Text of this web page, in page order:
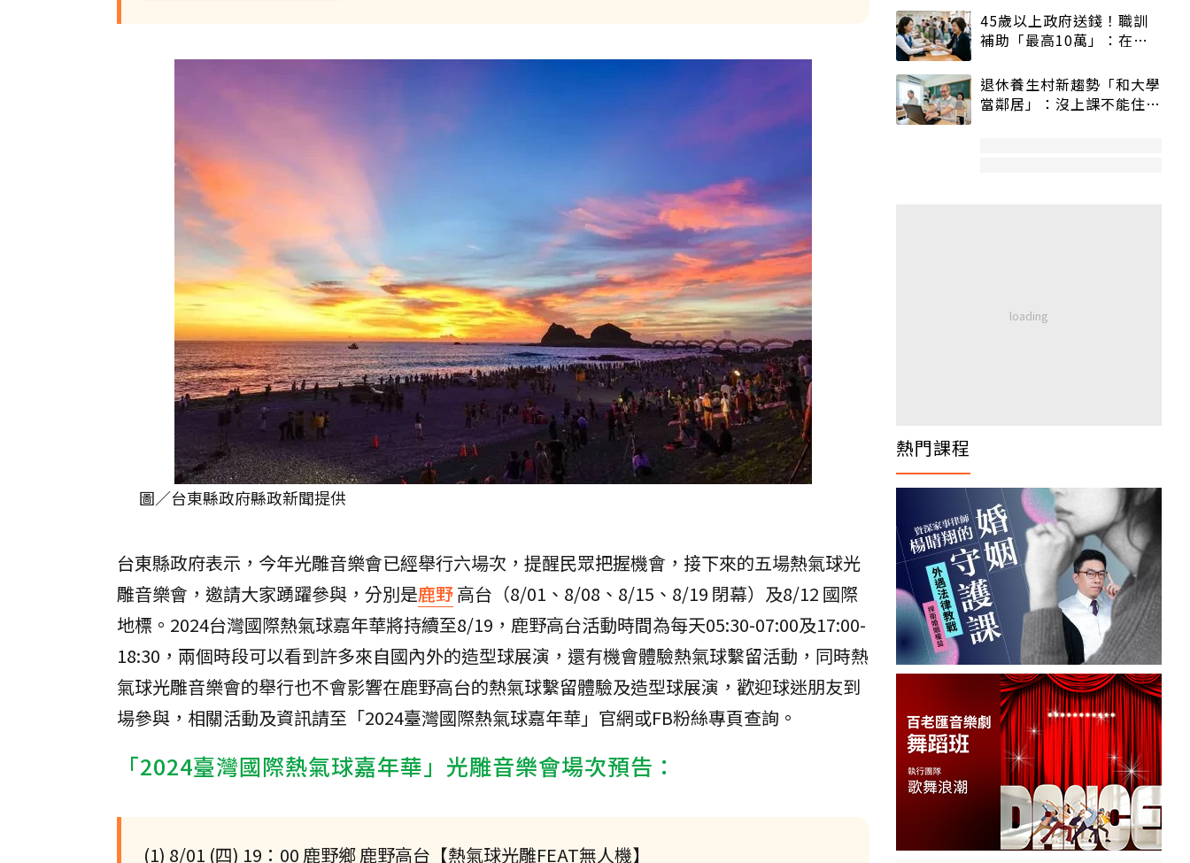
圖／台東縣政府縣政新聞提供
台東縣政府表示，今年光雕音樂會已經舉行六場次，提醒民眾把握機會，接下來的五場熱氣球光
雕音樂會，邀請大家踴躍參與，分別是鹿野高台（8/01、8/08、8/15、8/19 閉幕）及8/12 國際
地標。2024台灣國際熱氣球嘉年華將持續至8/19，鹿野高台活動時間為每天05:30-07:00及17:00-
18:30，兩個時段可以看到許多來自國內外的造型球展演，還有機會體驗熱氣球繫留活動，同時熱
氣球光雕音樂會的舉行也不會影響在鹿野高台的熱氣球繫留體驗及造型球展演，歡迎球迷朋友到
場參與，相關活動及資訊請至「2024臺灣國際熱氣球嘉年華」官網或FB粉絲專頁查詢。
「2024臺灣國際熱氣球嘉年華」光雕音樂會場次預告：
(1) 8/01 (四) 19：00 鹿野鄉 鹿野高台【熱氣球光雕FEAT無人機】
45歲以上政府送錢！職訓
補助「最高10萬」：在
退休養生村新趨勢「和大學
當鄰居」：沒上課不能住、
熱門課程